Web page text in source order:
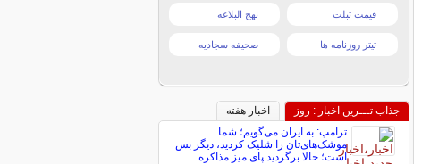
قیمت تبلت نهج البلاغه
تیتر روزنامه ها صحیفه سجادیه
جذاب تـــرین اخبار : روز
اخبار هفته
ترامپ: به ایران می‌گویم؛ شما
موشک‌های‌تان را شلیک کردید، دیگر بس
است؛ حالا برگردید پای میز مذاکره